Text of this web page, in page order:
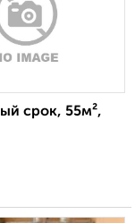
срок, 55м²,